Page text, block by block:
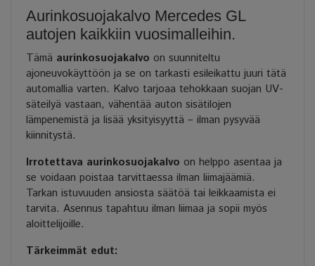
Aurinkosuojakalvo Mercedes GL
autojen kaikkiin vuosimalleihin.
Tämä aurinkosuojakalvo on suunniteltu
ajoneuvokäyttöön ja se on tarkasti esileikattu juuri tätä
automallia varten. Kalvo tarjoaa tehokkaan suojan UV-
säteilyä vastaan, vähentää auton sisätilojen
lämpenemistä ja lisää yksityisyyttä – ilman pysyvää
kiinnitystä.
Irrotettava aurinkosuojakalvo on helppo asentaa ja
se voidaan poistaa tarvittaessa ilman liimajäämiä.
Tarkan istuvuuden ansiosta säätöä tai leikkaamista ei
tarvita. Asennus tapahtuu ilman liimaa ja sopii myös
aloittelijoille.
Tärkeimmät edut: